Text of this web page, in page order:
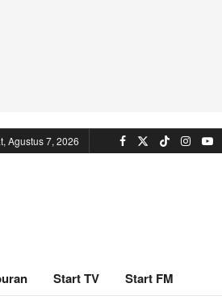
Agustus 7, 2026
Start TV Start FM